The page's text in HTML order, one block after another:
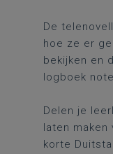
De
hoe ze er
bekijken en
logboek
Delen je
laten maken
korte